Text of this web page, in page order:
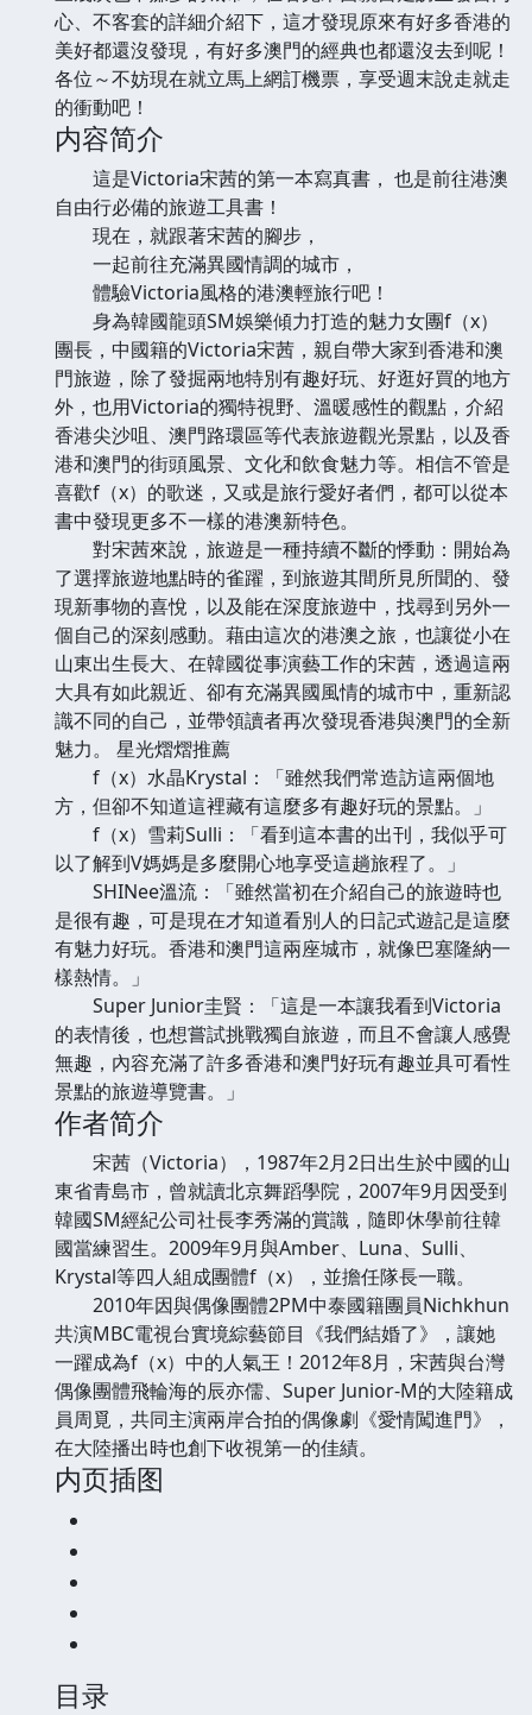
心、不客套的詳細介紹下，這才發現原來有好多香港的
美好都還沒發現，有好多澳門的經典也都還沒去到呢！
各位～不妨現在就立馬上網訂機票，享受週末說走就走
的衝動吧！
内容简介
這是Victoria宋茜的第一本寫真書， 也是前往港澳
自由行必備的旅遊工具書！
現在，就跟著宋茜的腳步，
一起前往充滿異國情調的城市，
體驗Victoria風格的港澳輕旅行吧！
身為韓國龍頭SM娛樂傾力打造的魅力女團f（x）
團長，中國籍的Victoria宋茜，親自帶大家到香港和澳
門旅遊，除了發掘兩地特別有趣好玩、好逛好買的地方
外，也用Victoria的獨特視野、溫暖感性的觀點，介紹
香港尖沙咀、澳門路環區等代表旅遊觀光景點，以及香
港和澳門的街頭風景、文化和飲食魅力等。相信不管是
喜歡f（x）的歌迷，又或是旅行愛好者們，都可以從本
書中發現更多不一樣的港澳新特色。
對宋茜來說，旅遊是一種持續不斷的悸動：開始為
了選擇旅遊地點時的雀躍，到旅遊其間所見所聞的、發
現新事物的喜悅，以及能在深度旅遊中，找尋到另外一
個自己的深刻感動。藉由這次的港澳之旅，也讓從小在
山東出生長大、在韓國從事演藝工作的宋茜，透過這兩
大具有如此親近、卻有充滿異國風情的城市中，重新認
識不同的自己，並帶領讀者再次發現香港與澳門的全新
魅力。 星光熠熠推薦
f（x）水晶Krystal：「雖然我們常造訪這兩個地
方，但卻不知道這裡藏有這麼多有趣好玩的景點。」
f（x）雪莉Sulli：「看到這本書的出刊，我似乎可
以了解到V媽媽是多麼開心地享受這趟旅程了。」
SHINee溫流：「雖然當初在介紹自己的旅遊時也
是很有趣，可是現在才知道看別人的日記式遊記是這麼
有魅力好玩。香港和澳門這兩座城市，就像巴塞隆納一
樣熱情。」
Super Junior圭賢：「這是一本讓我看到Victoria
的表情後，也想嘗試挑戰獨自旅遊，而且不會讓人感覺
無趣，內容充滿了許多香港和澳門好玩有趣並具可看性
景點的旅遊導覽書。」
作者简介
宋茜（Victoria），1987年2月2日出生於中國的山
東省青島市，曾就讀北京舞蹈學院，2007年9月因受到
韓國SM經紀公司社長李秀滿的賞識，隨即休學前往韓
國當練習生。2009年9月與Amber、Luna、Sulli、
Krystal等四人組成團體f（x），並擔任隊長一職。
2010年因與偶像團體2PM中泰國籍團員Nichkhun
共演MBC電視台實境綜藝節目《我們結婚了》，讓她
一躍成為f（x）中的人氣王！2012年8月，宋茜與台灣
偶像團體飛輪海的辰亦儒、Super Junior-M的大陸籍成
員周覓，共同主演兩岸合拍的偶像劇《愛情闖進門》，
在大陸播出時也創下收視第一的佳績。
内页插图
目录